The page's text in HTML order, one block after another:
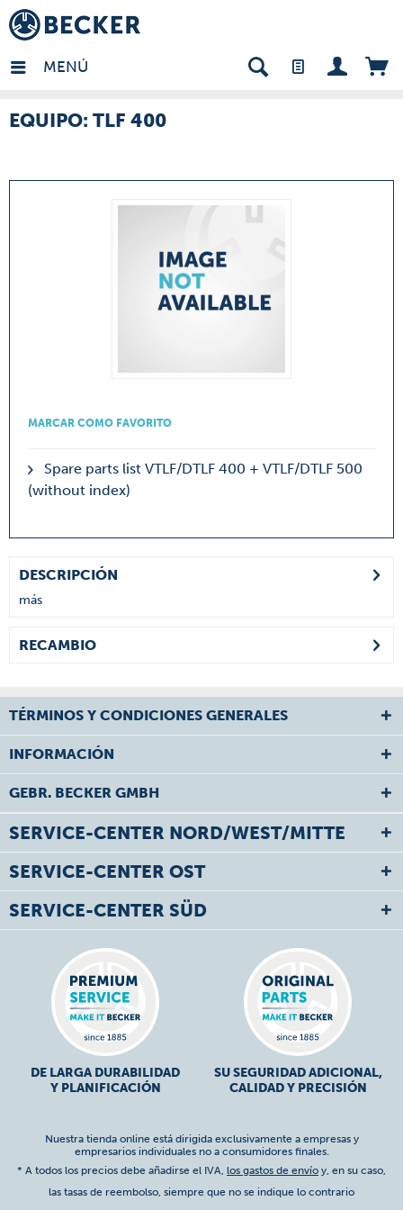
MENÚ
- ES
EQUIPO: TLF 400
MARCAR COMO FAVORITO
Spare parts list VTLF/DTLF 400 + VTLF/DTLF 500
(without index)
DESCRIPCIÓN
más
RECAMBIO
TÉRMINOS Y CONDICIONES GENERALES
INFORMACIÓN
GEBR. BECKER GMBH
SERVICE-CENTER NORD/WEST/MITTE
SERVICE-CENTER OST
SERVICE-CENTER SÜD
DE LARGA DURABILIDAD
Y PLANIFICACIÓN
SU SEGURIDAD ADICIONAL,
CALIDAD Y PRECISIÓN
Nuestra tienda online está dirigida exclusivamente a empresas y
empresarios individuales no a consumidores finales.
* A todos los precios debe añadirse el IVA, los gastos de envío y, en su caso,
las tasas de reembolso, siempre que no se indique lo contrario